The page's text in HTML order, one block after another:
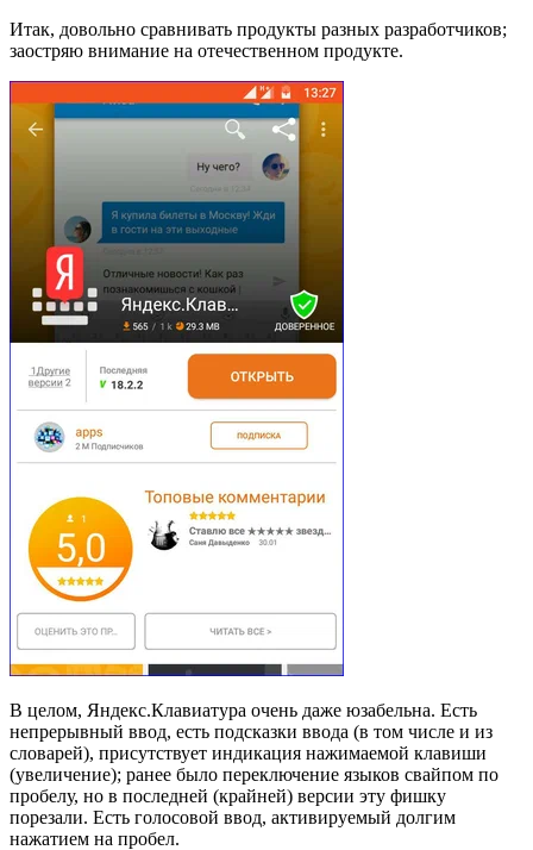
Итак, довольно сравнивать продукты разных разработчиков;
заостряю внимание на отечественном продукте.
В целом, Яндекс.Клавиатура очень даже юзабельна. Есть
непрерывный ввод, есть подсказки ввода (в том числе и из
словарей), присутствует индикация нажимаемой клавиши
(увеличение); ранее было переключение языков свайпом по
пробелу, но в последней (крайней) версии эту фишку
порезали. Есть голосовой ввод, активируемый долгим
нажатием на пробел.